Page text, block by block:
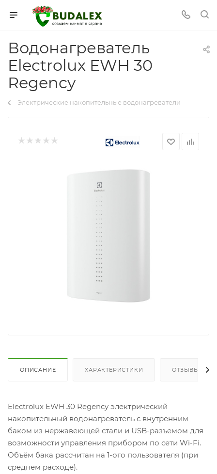
Водонагреватель
Electrolux EWH 30
Regency
Электрические накопительные водонагреватели
ОПИСАНИЕ ХАРАКТЕРИСТИКИ ОТЗЫВЫ
Electrolux EWH 30 Regency электрический
накопительный водонагреватель с внутренним
баком из нержавеющей стали и USB-разъемом для
возможности управления прибором по сети Wi-Fi.
Объём бака рассчитан на 1-ого пользователя (при
среднем расходе).